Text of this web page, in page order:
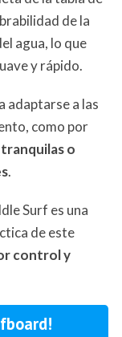
de la
agua, lo que
y rápido.
adaptarse a las
como por
o
.
Surf es una
de este
control y